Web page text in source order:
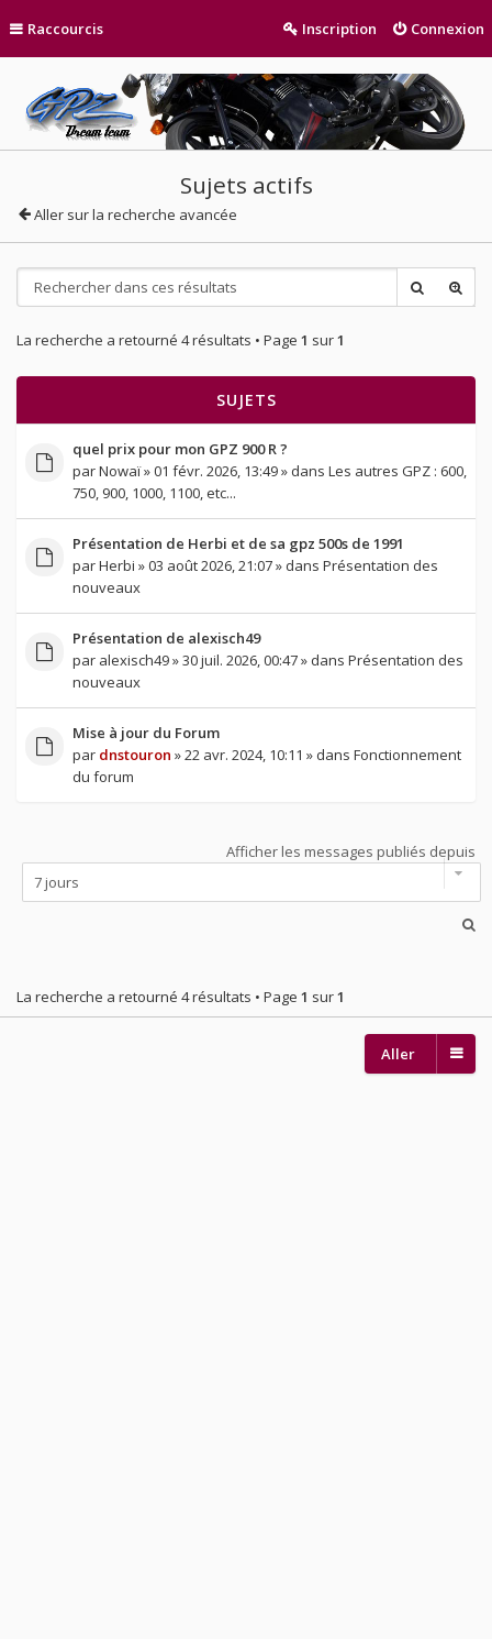
Raccourcis Connexion
Inscription
Sujets actifs
Aller sur la recherche avancée
La recherche a retourné 4 résultats • Page 1 sur1
SUJETS
quel prix pour mon GPZ 900 R ?
parNowaï» 01 févr. 2026, 13:49 » dans Les autres GPZ : 600,
750, 900, 1000, 1100, etc...
Présentation de Herbi et de sa gpz 500s de 1991
parHerbi » 03 août 2026, 21:07 » dans Présentation des
nouveaux
Présentation de alexisch49
par alexisch49» 30 juil. 2026, 00:47 » dans Présentation des
nouveaux
Mise à jour du Forum
par dnstouron » 22 avr. 2024, 10:11 » dans Fonctionnement
du forum
Afficher les messages publiés depuis
La recherche a retourné 4 résultats • Page 1 sur1
Aller